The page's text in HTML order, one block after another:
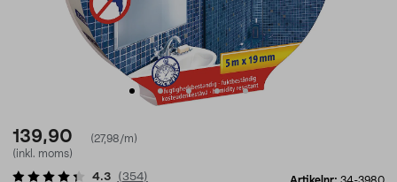
139,90
(27,98/m)
(inkl. moms)
4.3 (354)